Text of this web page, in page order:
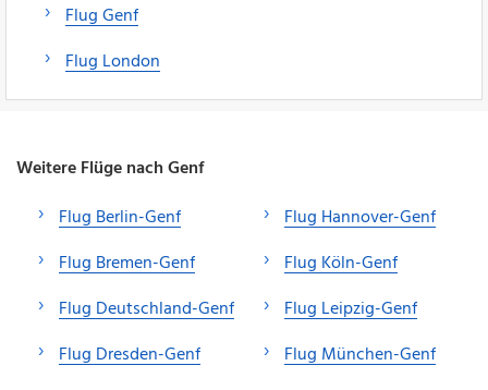
Flug Genf
Flug London
Weitere Flüge nach Genf
Flug Berlin-Genf
Flug Bremen-Genf
Flug Deutschland-Genf
Flug Dresden-Genf
Flug Hannover-Genf
Flug Köln-Genf
Flug Leipzig-Genf
Flug München-Genf